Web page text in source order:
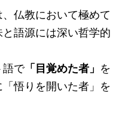
仏教において極めて
語源には深い哲学的
語で「目覚めた者」 を
悟りを開いた者」を